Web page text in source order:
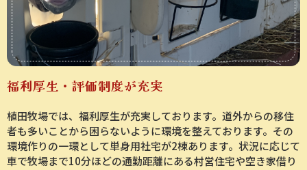
福利厚生・評価制度が充実
植田牧場では、福利厚生が充実しております。道外からの移住
者も多いことから困らないように環境を整えております。その
環境作りの一環として単身用社宅が2棟あります。状況に応じて
車で牧場まで10分ほどの通勤距離にある村営住宅や空き家借り